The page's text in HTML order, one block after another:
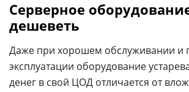
Серверное
дешеветь
Даже при хорошем обслуживании и
эксплуатации оборудование
денег в свой ЦОД отличается от